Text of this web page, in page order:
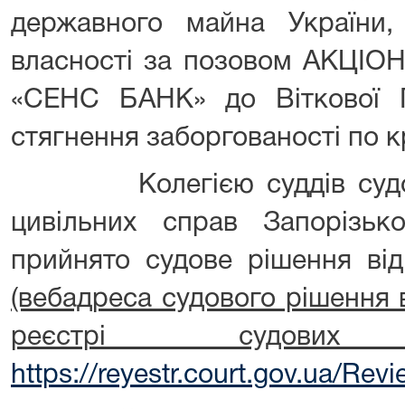
державного майна
власності за позовом
«СЕНС БАНК» до Віткової
стягнення заборгованості по
Колегією суддів
цивільних справ
прийнято судове рішення
(вебадреса судового
реєстрі
https://reyestr.court.gov.ua/